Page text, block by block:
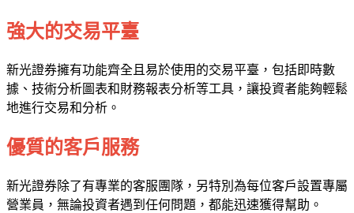
強大的交易平臺
新光證券擁有功能齊全且易於使用的交易平臺，包括即時數
據、技術分析圖表和財務報表分析等工具，讓投資者能夠輕鬆
地進行交易和分析。
優質的客戶服務
新光證券除了有專業的客服團隊，另特別為每位客戶設置專屬
營業員，無論投資者遇到任何問題，都能迅速獲得幫助。